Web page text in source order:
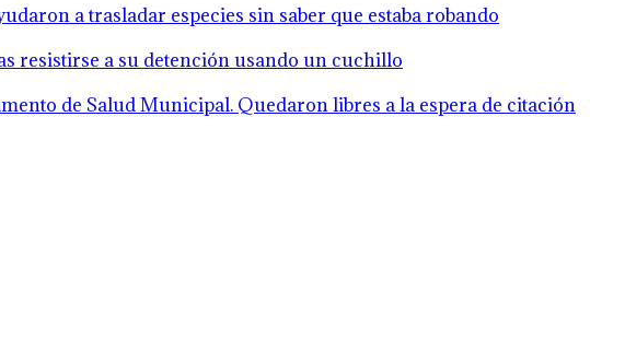
a trasladar especies sin saber que estaba robando
resistirse a su detención usando un cuchillo
de Salud Municipal. Quedaron libres a la espera de citación